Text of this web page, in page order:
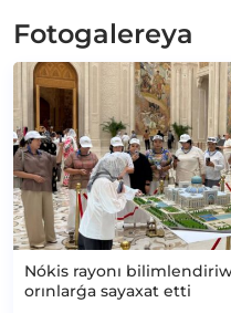
Fotogalereya
Nókis rayonı
orınlarǵa sayaxat etti